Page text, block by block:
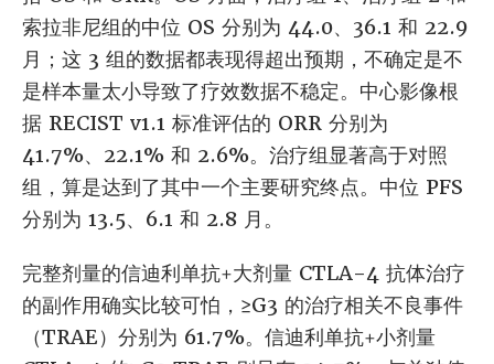
索拉非尼组的中位 OS 分别为 44.0、36.1 和 22.9
月；这 3 组的数据都表现得超出预期，不确定是不
是样本量太小导致了疗效数据不稳定。中心影像根
据 RECIST v1.1 标准评估的 ORR 分别为
41.7%、22.1% 和 2.6%。治疗组显著高于对照
组，算是达到了其中一个主要研究终点。中位 PFS
分别为 13.5、6.1 和 2.8 月。
完整剂量的信迪利单抗+大剂量 CTLA-4 抗体治疗
的副作用确实比较可怕，≥G3 的治疗相关不良事件
（TRAE）分别为 61.7%。信迪利单抗+小剂量